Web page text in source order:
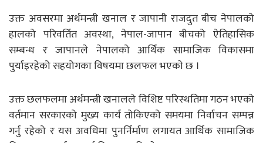
उक्त अवसरमा अर्थमन्त्री खनाल र जापानी राजदुत बीच नेपालको
हालको परिवर्तित अवस्था, नेपाल-जापान बीचको ऐतिहासिक
सम्बन्ध र जापानले नेपालको आर्थिक सामाजिक विकासमा
पुर्याइरहेको सहयोगका विषयमा छलफल भएकाे छ ।
उक्त छलफलमा अर्थमन्त्री खनालले विशिष्ट परिस्थतिमा गठन भएको
वर्तमान सरकारको मुख्य कार्य तोकिएको समयमा निर्वाचन सम्पन्न
गर्नु रहेको र यस अवधिमा पुनर्निर्माण लगायत आर्थिक सामाजिक